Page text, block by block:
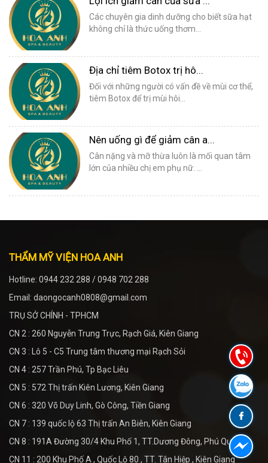
Các chuyên gia dinh dưỡng cho biết sữa hạt
không chỉ là thức uống thơm...
Địa chỉ tiêm Botox trị hô...
Đối với những người có vấn đề về mùi cơ thể,
tiêm Botox để trị mùi hôi...
Nên uống gì để giảm cân a...
Cân nặng và mỡ thừa luôn là mối quan tâm
lớn của nhiều chị em phụ nữ. ...
THẨM MỸ VIỆN HOA ANH
Hotline: 0944 232 288 / 0948 702 288
Email: daongocanh0808@gmail.com
TRỤ SỞ CHÍNH - TPHCM
CN 2 : 260 Nguyễn Trung Trực, Rạch Giá, Kiên Giang
CN 3 : Lô 5 - C5 Trung tâm thương mại Rạch Sỏi
CN 4 : 257 Trần Phú, Tp Bạc Liêu
CN 5 : 572 Thị trấn Kiên Lương, Kiên Giang
CN 6 : 320 Võ Duy Linh, Gò Công, Tiền Giang
CN 7 : 139 quốc lộ 63 Thị trấn An Biên, Kiên Giang
CN 8 : 191A Đường 30/4 Khu Phố 1, TT.Dương Đông, Phú Quốc
CN 11 : 200 Khu Phố A , Quốc Lộ 80 , TT. Tân Hiệp , Kiên Giang